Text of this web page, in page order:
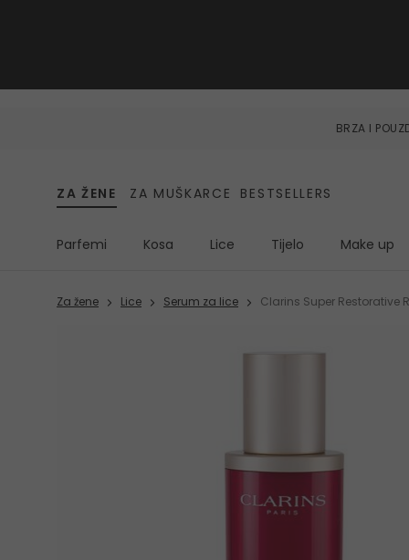
BRZA I
ZA ŽENE ZA MUŠKARCE BESTSELLERS
Parfemi Kosa Lice Tijelo Make up
Za žene Lice Serum za lice Clarins Super Restorative